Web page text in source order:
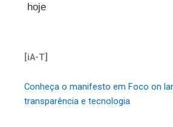
hoje
[iA-T]
Conheça o manifesto em Foco on
transparência e tecnologia